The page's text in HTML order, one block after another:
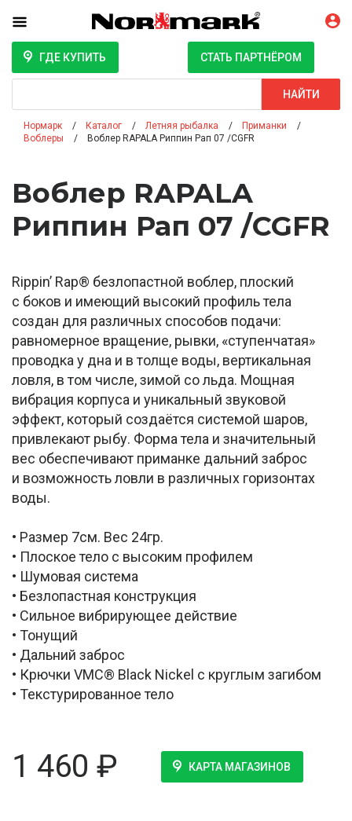
ГДЕ КУПИТЬ СТАТЬ ПАРТНЁРОМ
НАЙТИ
Нормарк Каталог Летняя рыбалка
Приманки
Воблеры
Воблер RAPALA Риппин Рап 07 /CGFR
Воблер RAPALA
Риппин Рап 07 /CGFR
Rippin’ Rap® безлопастной воблер, плоский
с боков и имеющий высокий профиль тела
создан для различных способов подачи:
равномерное вращение, рывки, «ступенчатая»
проводка у дна и в толще воды, вертикальная
ловля, в том числе, зимой со льда. Мощная
вибрация корпуса и уникальный звуковой
эффект, который создаётся системой шаров,
привлекают рыбу. Форма тела и значительный
вес обеспечивают приманке дальний заброс
и возможность ловли в различных горизонтах
воды.
• Размер 7см. Вес 24гр.
• Плоское тело с высоким профилем
• Шумовая система
• Безлопастная конструкция
• Сильное вибрирующее действие
• Тонущий
• Дальний заброс
• Крючки VMC® Black Nickel с круглым загибом
• Текстурированное тело
1 460 ₽ КАРТА МАГАЗИНОВ